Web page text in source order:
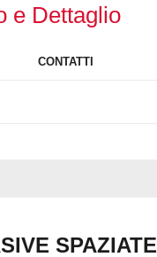
e Dettaglio
CONTATTI
SPAZIATE